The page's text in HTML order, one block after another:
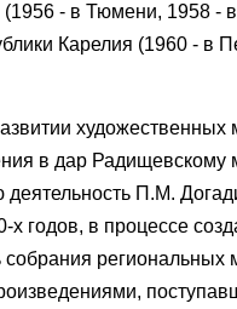
- в Тюмени, 1958 -
Карелия (1960 - в
в дар
П.М.
годов, в процессе
региональных